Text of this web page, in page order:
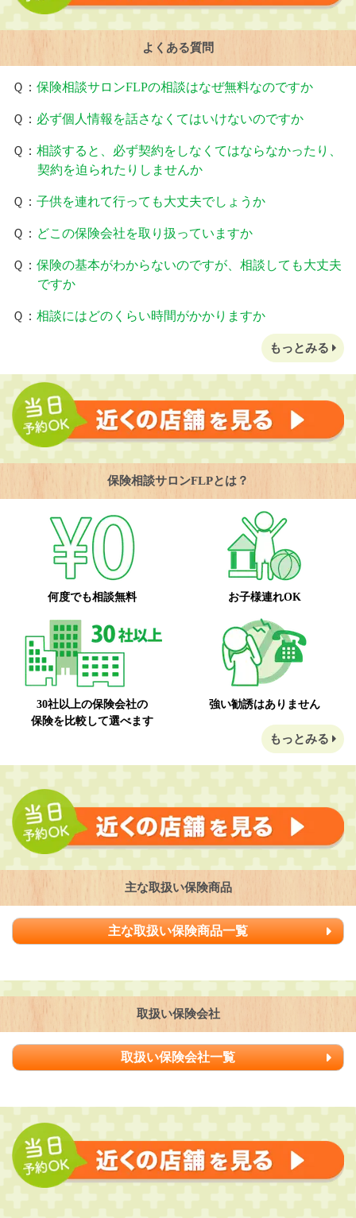
よくある質問
Ｑ： 保険相談サロンFLPの相談はなぜ無料なのですか
Ｑ： 必ず個人情報を話さなくてはいけないのですか
Ｑ： 相談すると、必ず契約をしなくてはならなかったり、
契約を迫られたりしませんか
Ｑ： 子供を連れて行っても大丈夫でしょうか
Ｑ： どこの保険会社を取り扱っていますか
Ｑ： 保険の基本がわからないのですが、相談しても大丈夫
ですか
Ｑ： 相談にはどのくらい時間がかかりますか
もっとみる
保険相談サロンFLPとは？
何度でも相談無料 お子様連れOK
30社以上の保険会社の
保険を比較して選べます
強い勧誘はありません
もっとみる
主な取扱い保険商品
主な取扱い保険商品一覧
取扱い保険会社
取扱い保険会社一覧